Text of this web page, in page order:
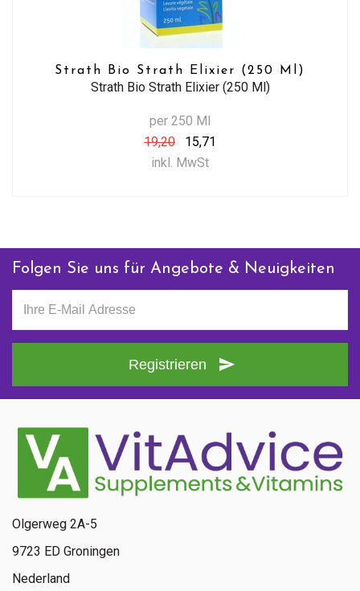
Strath Bio Strath Elixier (250 Ml)
Strath Bio Strath Elixier (250 Ml)
per 250 Ml
19,20
15,71
inkl. MwSt
Folgen Sie uns für Angebote & Neuigkeiten
Registrieren
Olgerweg 2A-5
9723 ED Groningen
Nederland